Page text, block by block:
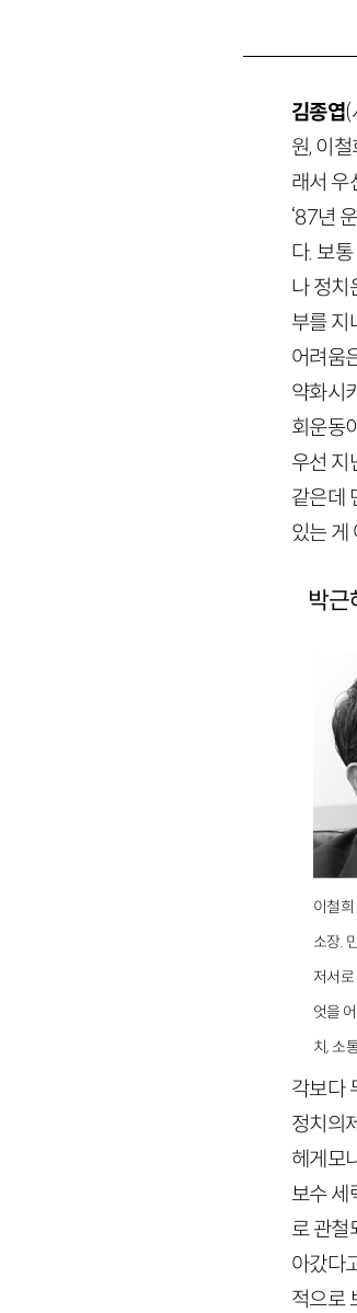
김종엽(
원, 이
래서 우
‘87년
다. 보
나 정치
부를 지
어려움
약화시
회운동
우선 지
같은데
있는 게
박근
이철
소장.
저서로
엇을
치, 소
각보다
정치의
헤게모
보수 세
로 관철
아갔다
적으로